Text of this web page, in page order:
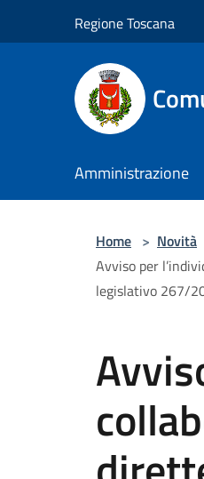
Regione Toscana
Amministrazione
Home > Novità
Avviso per
legislativo 267/